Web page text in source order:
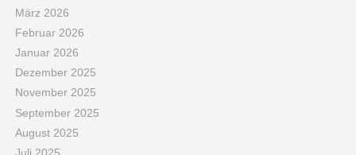
März 2026
Februar 2026
Januar 2026
Dezember 2025
November 2025
September 2025
August 2025